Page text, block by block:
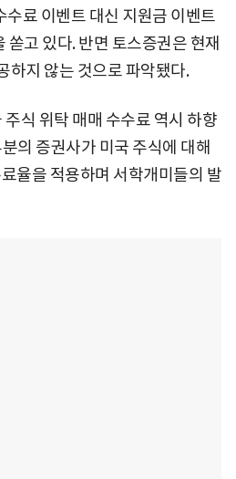
료 이벤트 대신 지원금 이벤트
쏟고 있다. 반면 토스증권은 현재
하지 않는 것으로 파악됐다.
식 위탁 매매 수수료 역시 하향
의 증권사가 미국 주식에 대해
율을 적용하며 서학개미들의 발